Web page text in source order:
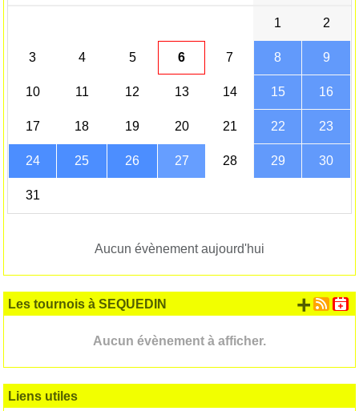
1 2
3 4 5 6 7 8 9
10 11 12 13 14 15 16
17 18 19 20 21 22 23
24 25 26 27 28 29 30
31
Aucun évènement aujourd'hui
Les tournois à SEQUEDIN
Aucun évènement à afficher.
+
Liens utiles